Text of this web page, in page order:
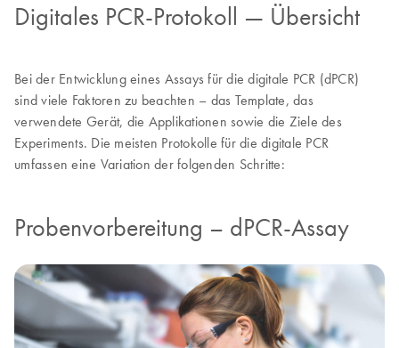
Digitales PCR-Protokoll — Übersicht
Bei der Entwicklung eines Assays für die digitale PCR (dPCR)
sind viele Faktoren zu beachten – das Template, das
verwendete Gerät, die Applikationen sowie die Ziele des
Experiments. Die meisten Protokolle für die digitale PCR
umfassen eine Variation der folgenden Schritte:
Probenvorbereitung – dPCR-Assay